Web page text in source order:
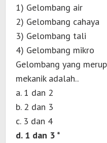
1) Gelombang air
2) Gelombang cahaya
3) Gelombang tali
4) Gelombang mikro
Gelombang yang
mekanik adalah..
a. 1 dan 2
b. 2 dan 3
c. 3 dan 4
d. 1 dan 3 *